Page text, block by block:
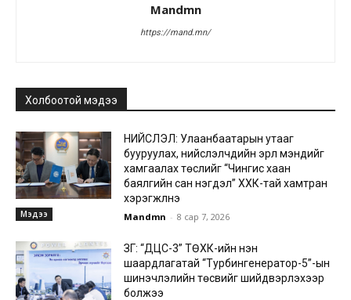
Mandmn
https://mand.mn/
Холбоотой мэдээ
Мэдээ
НИЙСЛЭЛ: Улаанбаатарын утааг
бууруулах, нийслэлчүүдийн эрүүл мэндийг
хамгаалах төслийг “Чингис хаан
баялгийн сан нэгдэл” ХХК-тай хамтран
хэрэгжүүлнэ
Mandmn - 8 сар 7, 2026
ЗГ: “ДЦС-3” ТӨХК-ийн нэн
шаардлагатай “Турбингенератор-5”-ын
шинэчлэлийн төсвийг шийдвэрлэхээр
болжээ